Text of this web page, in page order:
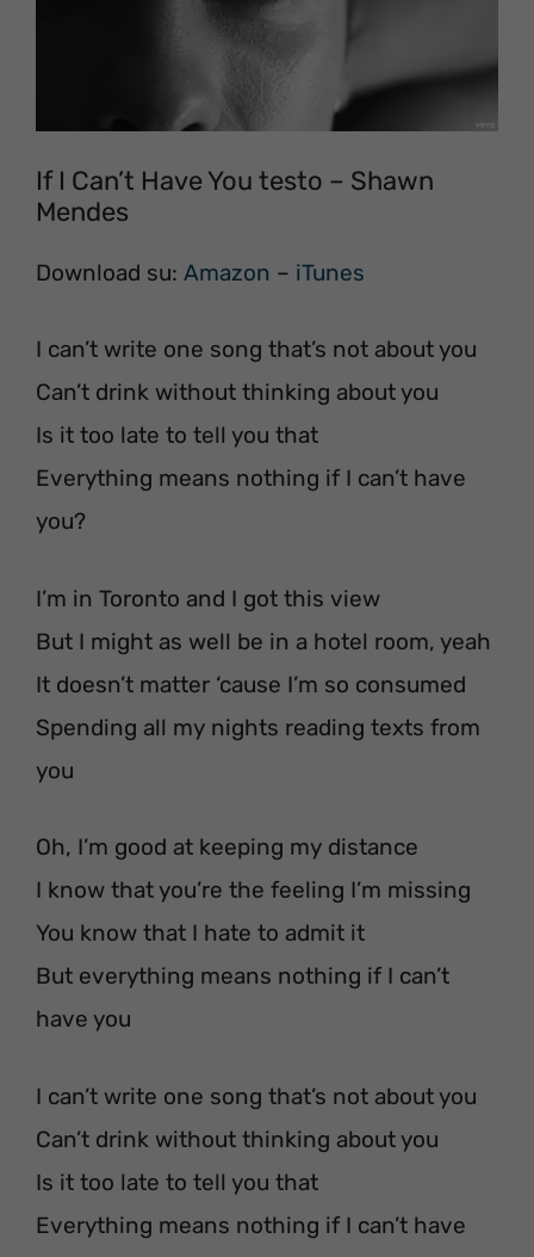
If I Can’t Have You testo – Shawn
Mendes
Download su: Amazon – iTunes
I can’t write one song that’s not about you
Can’t drink without thinking about you
Is it too late to tell you that
Everything means nothing if I can’t have
you?
I’m in Toronto and I got this view
But I might as well be in a hotel room, yeah
It doesn’t matter ‘cause I’m so consumed
Spending all my nights reading texts from
you
Oh, I’m good at keeping my distance
I know that you’re the feeling I’m missing
You know that I hate to admit it
But everything means nothing if I can’t
have you
I can’t write one song that’s not about you
Can’t drink without thinking about you
Is it too late to tell you that
Everything means nothing if I can’t have